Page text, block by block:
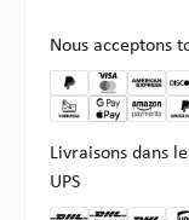
Nous acceptons
Livraisons dans
UPS